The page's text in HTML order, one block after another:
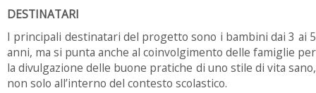
DESTINATARI
I principali destinatari del progetto sono i bambini dai 3 ai 5
anni, ma si punta anche al coinvolgimento delle famiglie per
la divulgazione delle buone pratiche di uno stile di vita sano,
non solo all’interno del contesto scolastico.